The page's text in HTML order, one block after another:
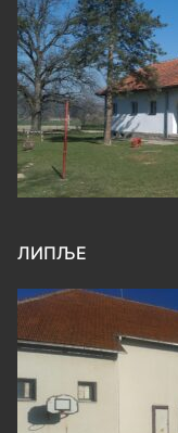
ЛИПЉЕ